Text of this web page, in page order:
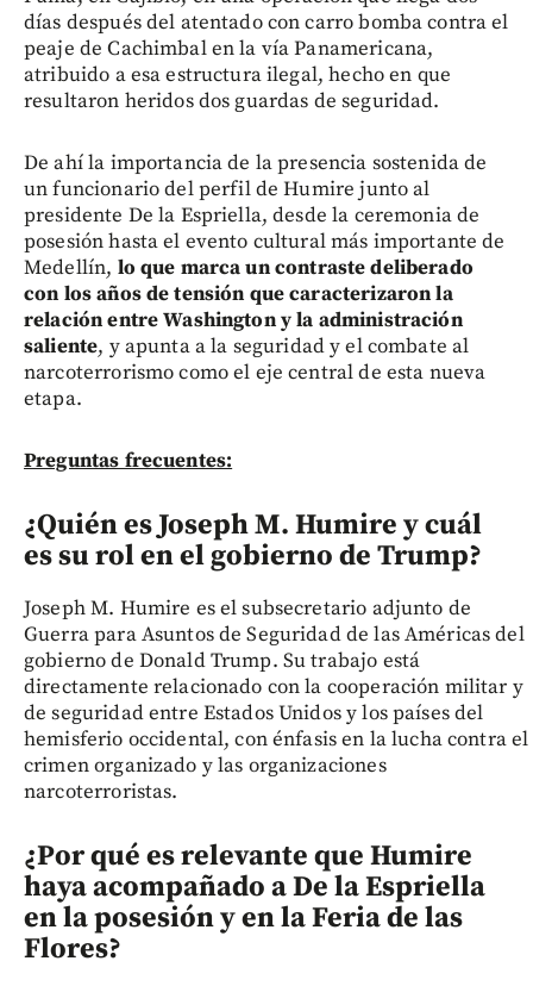
días después del atentado con carro bomba contra el
peaje de Cachimbal en la vía Panamericana,
atribuido a esa estructura ilegal, hecho en que
resultaron heridos dos guardas de seguridad.
De ahí la importancia de la presencia sostenida de
un funcionario del perfil de Humire junto al
presidente De la Espriella, desde la ceremonia de
posesión hasta el evento cultural más importante de
Medellín, lo que marca un contraste deliberado
con los años de tensión que caracterizaron la
relación entre Washington y la administración
saliente, y apunta a la seguridad y el combate al
narcoterrorismo como el eje central de esta nueva
etapa.
Preguntas frecuentes:
¿Quién es Joseph M. Humire y cuál
es su rol en el gobierno de Trump?
Joseph M. Humire es el subsecretario adjunto de
Guerra para Asuntos de Seguridad de las Américas del
gobierno de Donald Trump. Su trabajo está
directamente relacionado con la cooperación militar y
de seguridad entre Estados Unidos y los países del
hemisferio occidental, con énfasis en la lucha contra el
crimen organizado y las organizaciones
narcoterroristas.
¿Por qué es relevante que Humire
haya acompañado a De la Espriella
en la posesión y en la Feria de las
Flores?